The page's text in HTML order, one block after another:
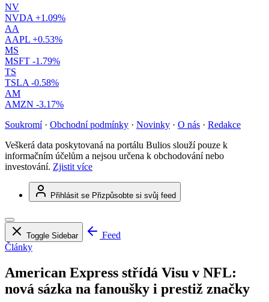
NV
NVDA +1.09%
AA
AAPL +0.53%
MS
MSFT -1.79%
TS
TSLA -0.58%
AM
AMZN -3.17%
Soukromí · Obchodní podmínky · Novinky · O nás · Redakce
Veškerá data poskytovaná na portálu Bulios slouží pouze k
informačním účelům a nejsou určena k obchodování nebo
investování. Zjistit více
Přihlásit se Přizpůsobte si svůj feed
Toggle Sidebar
Feed
Články
American Express střídá Visu v NFL:
nová sázka na fanoušky i prestiž značky